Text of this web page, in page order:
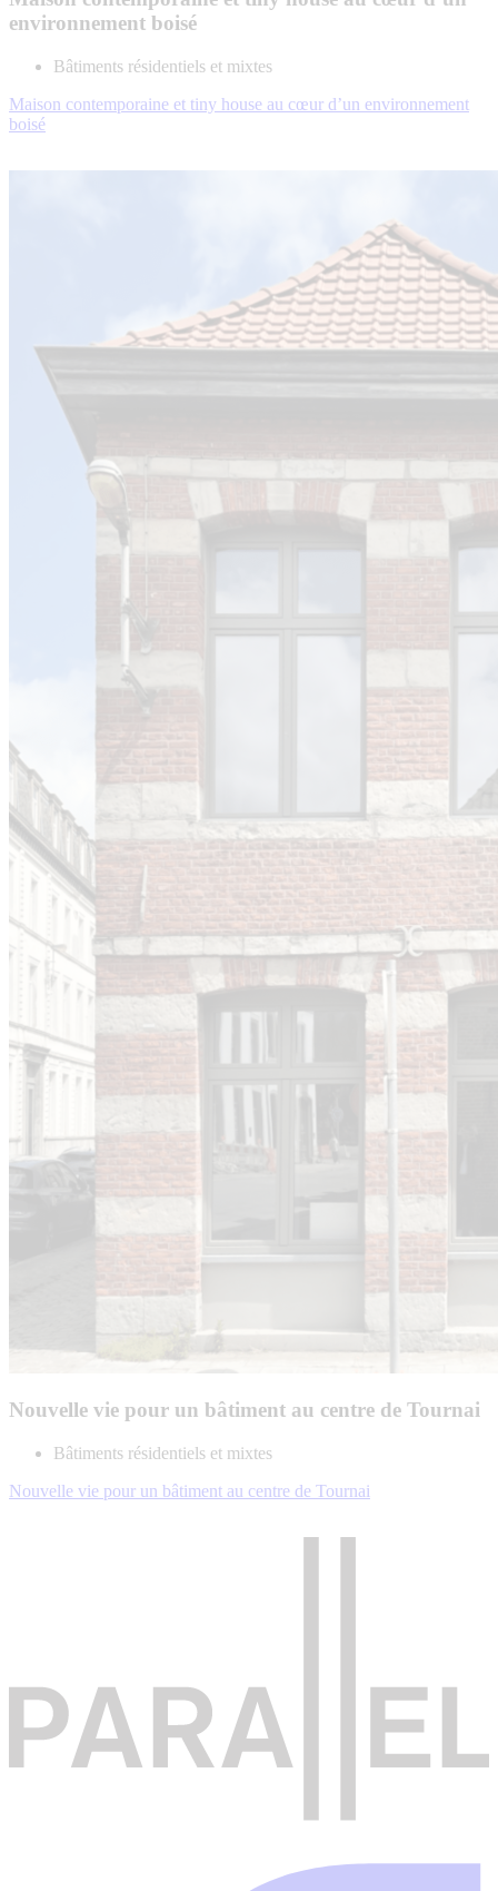
environnement boisé
Bâtiments résidentiels et mixtes
Maison contemporaine et tiny house au cœur d’un environnement
boisé
Nouvelle vie pour un bâtiment au centre de Tournai
Bâtiments résidentiels et mixtes
Nouvelle vie pour un bâtiment au centre de Tournai